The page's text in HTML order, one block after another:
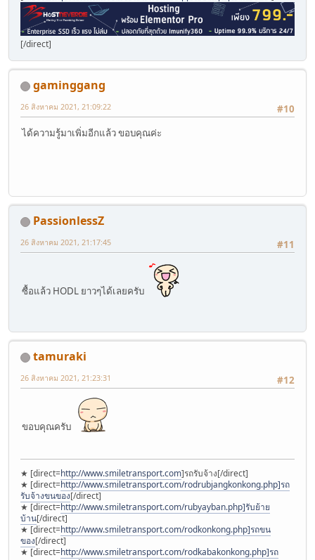
[/direct]
gaminggang
#10
26 สิงหาคม 2021, 21:09:22
ได้ความรู้มาเพิ่มอีกแล้ว ขอบคุณค่ะ
PassionlessZ
#11
26 สิงหาคม 2021, 21:17:45
ซื้อแล้ว HODL ยาวๆได้เลยครับ
tamuraki
#12
26 สิงหาคม 2021, 21:23:31
ขอบคุณครับ
★ [direct=http://www.smiletransport.com]รถรับจ้าง[/direct]
★ [direct=http://www.smiletransport.com/rodrubjangkonkong.php]รถ
รับจ้างขนของ[/direct]
★ [direct=http://www.smiletransport.com/rubyayban.php]รับย้าย
บ้าน[/direct]
★ [direct=http://www.smiletransport.com/rodkonkong.php]รถขน
ของ[/direct]
★ [direct=http://www.smiletransport.com/rodkabakonkong.php]รถ